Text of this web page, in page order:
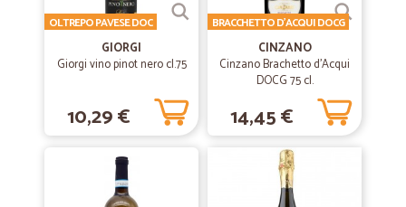
Ottimo
Prodotto difficile da reperire da loro disponibile
12/09/2019
Marilina A.
Prodotto arrivato nei tempi
Prodotto arrivato nei tempi , ben confezionato ed essendo un
alimentare in linea con la scadenza.
GIORGI
Giorgi vino pinot nero cl.75
OLTREPO PAVESE DOC
10,29 €
CINZANO
Cinzano Brachetto d'Acqui
DOCG 75 cl.
BRACCHETTO D'ACQUI DOCG
14,45 €